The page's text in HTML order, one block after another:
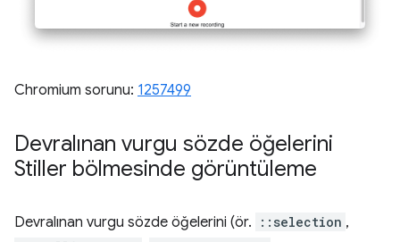
Chromium sorunu: 1257499
Devralınan vurgu sözde öğelerini
Stiller bölmesinde görüntüleme
Devralınan vurgu sözde öğelerini (ör. ::selection ,